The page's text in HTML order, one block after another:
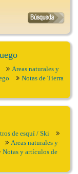
Areas naturales y
Notas de Tierra
de esquí / Ski
Areas naturales y
Notas y artículos de